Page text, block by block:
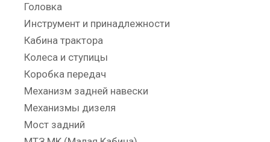
Головка
Инструмент и принадлежности
Кабина трактора
Колеса и ступицы
Коробка передач
Механизм задней навески
Механизмы дизеля
Мост задний